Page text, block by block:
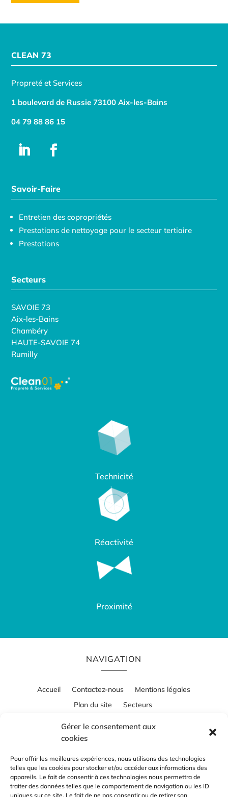
Gérer le consentement aux
cookies
Pour offrir les meilleures expériences, nous utilisons des technologies
telles que les cookies pour stocker et/ou accéder aux informations des
appareils. Le fait de consentir à ces technologies nous permettra de
traiter des données telles que le comportement de navigation ou les ID
uniques sur ce site. Le fait de ne pas consentir ou de retirer son
CLEAN 73
Propreté et Services
1 boulevard de Russie 73100 Aix-les-Bains
04 79 88 86 15
Savoir-Faire
Entretien des copropriétés
Prestations de nettoyage pour le secteur tertiaire
Prestations
Secteurs
SAVOIE 73
Aix-les-Bains
Chambéry
HAUTE-SAVOIE 74
Rumilly
Technicité
Réactivité
Proximité
NAVIGATION
Accueil Contactez-nous
Mentions légales
Plan du site
Secteurs